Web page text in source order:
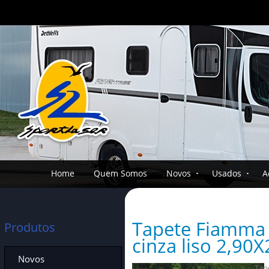
Home Quem Somos Novos Usados
Tapete
cinza liso
Produtos
Novos